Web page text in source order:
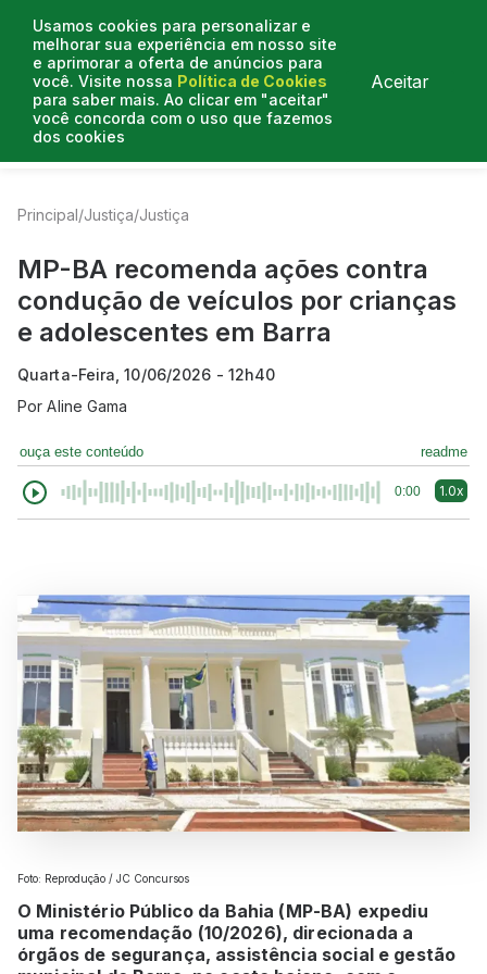
Usamos cookies para personalizar e
melhorar sua experiência em nosso site
e aprimorar a oferta de anúncios para
você. Visite nossa Política de Cookies
para saber mais. Ao clicar em "aceitar"
você concorda com o uso que fazemos
dos cookies
Aceitar
Entrevistas
Principal/Justiça/Justiça
MP-BA recomenda ações contra
condução de veículos por crianças
e adolescentes em Barra
Quarta-Feira, 10/06/2026 - 12h40
PorAline Gama
ouça este conteúdo readme
0:00 1.0x
Foto: Reprodução / JC Concursos
O Ministério Público da Bahia (MP-BA) expediu
uma recomendação (10/2026), direcionada a
órgãos de segurança, assistência social e gestão